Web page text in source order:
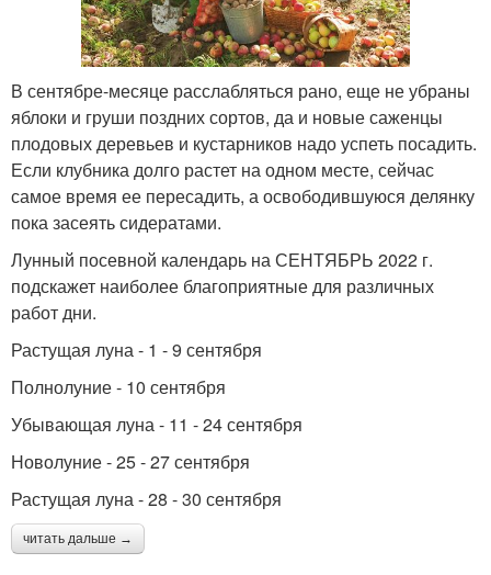
В сентябре-месяце расслабляться рано, еще не убраны
яблоки и груши поздних сортов, да и новые саженцы
плодовых деревьев и кустарников надо успеть посадить.
Если клубника долго растет на одном месте, сейчас
самое время ее пересадить, а освободившуюся делянку
пока засеять сидератами.
Лунный посевной календарь на СЕНТЯБРЬ 2022 г.
подскажет наиболее благоприятные для различных
работ дни.
Растущая луна - 1 - 9 сентября
Полнолуние - 10 сентября
Убывающая луна - 11 - 24 сентября
Новолуние - 25 - 27 сентября
Растущая луна - 28 - 30 сентября
читать дальше →